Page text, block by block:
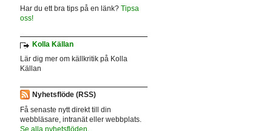
Har du ett bra tips på en länk? Tipsa
oss!
Kolla Källan
Lär dig mer om källkritik på Kolla
Källan
Nyhetsflöde (RSS)
Få senaste nytt direkt till din
webbläsare, intranät eller webbplats.
Se alla nyhetsflöden.